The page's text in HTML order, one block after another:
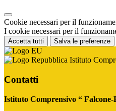
Cookie necessari per il
I cookie necessari per il
Accetta tutti Salva le preferenze
Istituto
Contatti
Istituto Comprensivo “